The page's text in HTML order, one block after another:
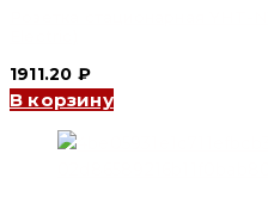
1911.20 ₽
В корзину